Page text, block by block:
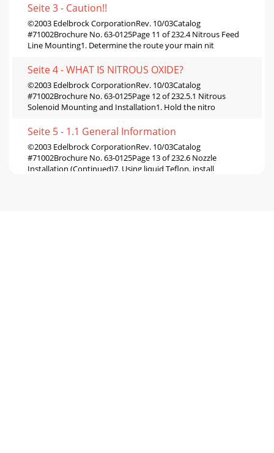
Seite 3 - Caution!!
©2003 Edelbrock CorporationRev. 10/03Catalog
#71002Brochure No. 63-0125Page 11 of 232.4 Nitrous Feed
Line Mounting1. Determine the route your main nit
Seite 4 - WHAT IS NITROUS OXIDE?
©2003 Edelbrock CorporationRev. 10/03Catalog
#71002Brochure No. 63-0125Page 12 of 232.5.1 Nitrous
Solenoid Mounting and Installation1. Hold the nitro
Seite 5 - 1.1 General Information
©2003 Edelbrock CorporationRev. 10/03Catalog
#71002Brochure No. 63-0125Page 13 of 232.6 Nozzle
Installation (Continued)7. Using liquid Teflon, install